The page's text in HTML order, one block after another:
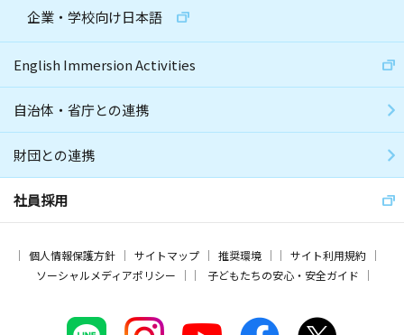
企業・学校向け日本語
English Immersion Activities
自治体・省庁との連携
財団との連携
社員採用
個人情報保護方針 サイトマップ 推奨環境
サイト利用規約
ソーシャルメディアポリシー
子どもたちの安心・安全ガイド